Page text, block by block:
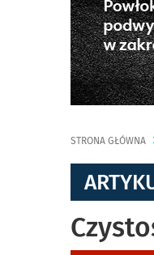
STRONA GŁÓWNA